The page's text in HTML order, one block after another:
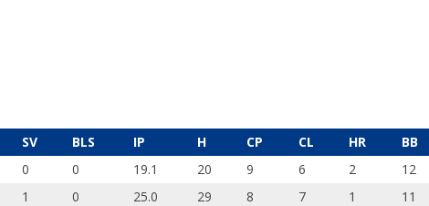
SV BLS IP H CP CL HR BB
0 0 19.1 20 9 6 2 12
1 0 25.0 29 8 7 1 11